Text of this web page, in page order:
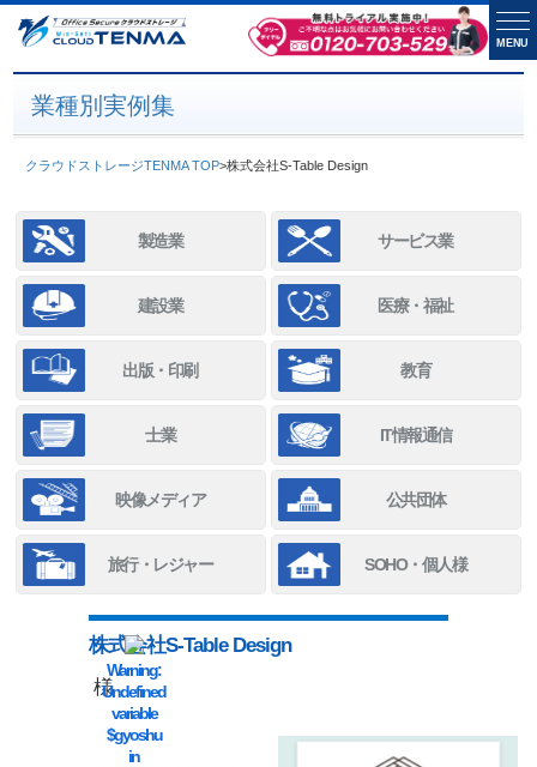
業種別実例集
クラウドストレージTENMA TOP>株式会社S-Table Design
製造業 サービス業
建設業 医療・福祉
出版・印刷 教育
士業 IT情報通信
映像メディア 公共団体
旅行・レジャー SOHO・個人様
Warning:
Undefined
variable
$gyoshu
in
株式会社S-Table Design
様
MENU